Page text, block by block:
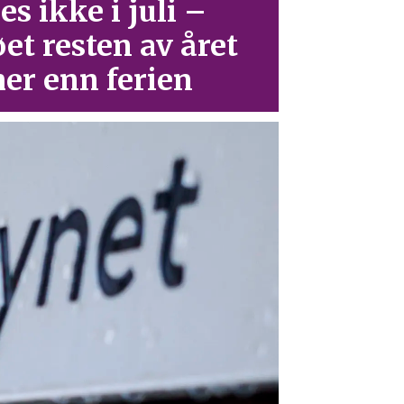
ikke i juli –
resten av året
enn ferien